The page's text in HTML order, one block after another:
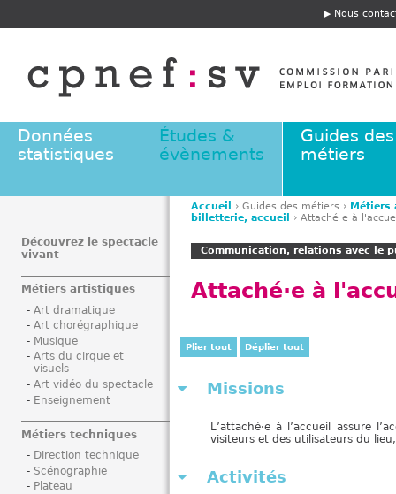
E
t
ê
e
Nous
Données
statistiques
Études &
évènements
Guides des
métiers
V
o
u
s
ê
e
s
Accueil › Guides des métiers ›
billetterie, accueil
› Attaché·e à
Communication, relations avec le
Attaché·e à
Plier tout Déplier tout
Missions
L’attaché·e à l’accueil assure
visiteurs et des utilisateurs du
Activités
Découvrez le spectacle
vivant
Métiers artistiques
Art dramatique
Art chorégraphique
Musique
Arts du cirque et
visuels
Art vidéo du spectacle
Enseignement
Métiers techniques
Direction technique
Scénographie
Plateau